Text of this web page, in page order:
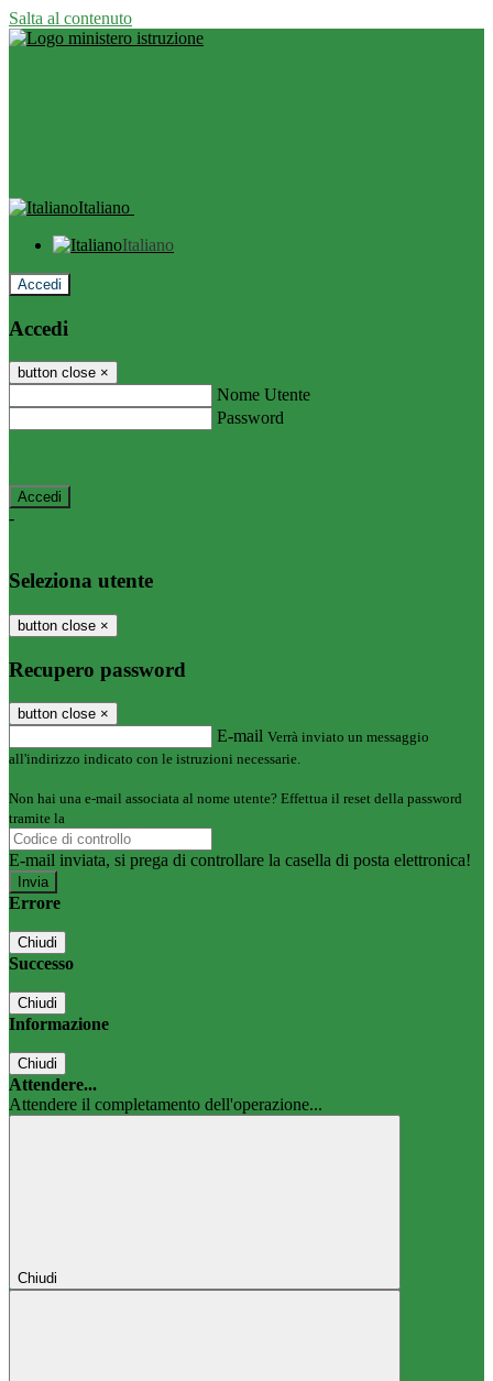
Salta al contenuto
Italiano
Italiano
Accedi
Accedi
button close ×
Nome Utente
Password
-
Seleziona utente
button close ×
Recupero password
button close ×
E-mail Verrà inviato un messaggio
all'indirizzo indicato con le istruzioni necessarie.
Non hai una e-mail associata al nome utente? Effettua il reset della password
tramite la
E-mail inviata, si prega di controllare la casella di posta elettronica!
Errore
Chiudi
Successo
Chiudi
Informazione
Chiudi
Attendere...
Attendere il completamento dell'operazione...
Chiudi